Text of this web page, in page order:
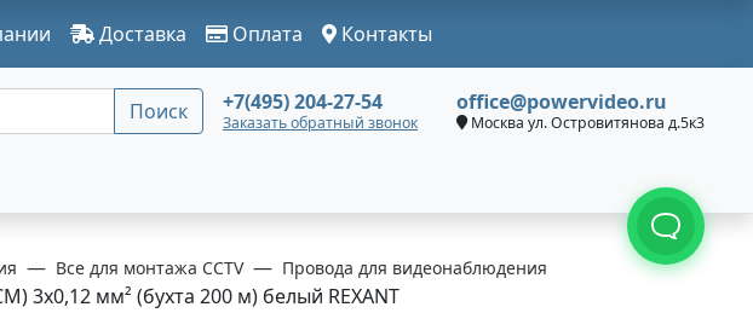
Доставка Оплата Контакты
Поиск +7(495) 204-27-54
Заказать обратный звонок
office@powervideo.ru
Москва ул. Островитянова д.5к3
Все для монтажа CCTV
Провода для видеонаблюдения
3x0,12 мм² (бухта 200 м) белый REXANT